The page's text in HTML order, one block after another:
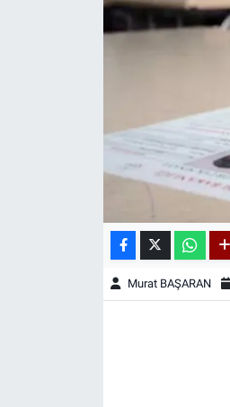
Murat BAŞARAN